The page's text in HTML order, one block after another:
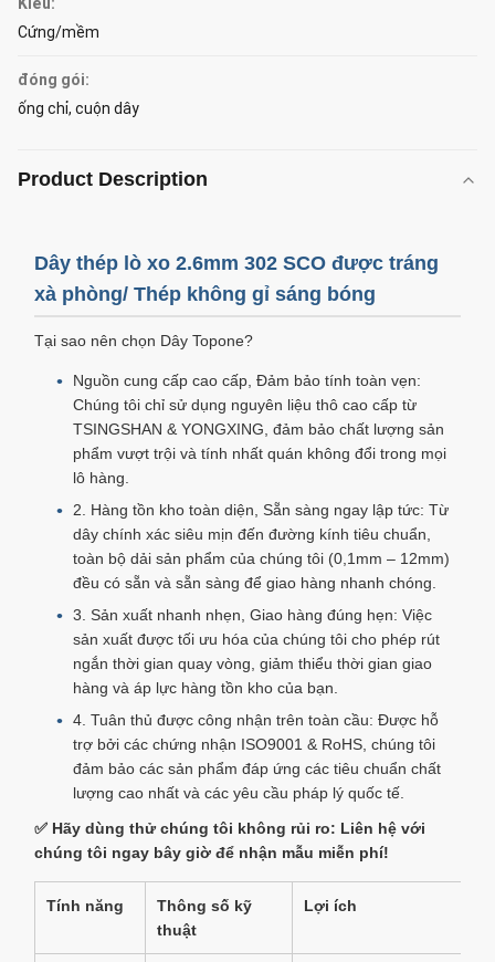
Cứng/mềm
đóng gói:
ống chỉ, cuộn dây
Product Description
Dây thép lò xo 2.6mm 302 SCO được tráng
xà phòng/ Thép không gỉ sáng bóng
Tại sao nên chọn Dây Topone?
Nguồn cung cấp cao cấp, Đảm bảo tính toàn vẹn:
Chúng tôi chỉ sử dụng nguyên liệu thô cao cấp từ
TSINGSHAN & YONGXING, đảm bảo chất lượng sản
phẩm vượt trội và tính nhất quán không đổi trong mọi
lô hàng.
2. Hàng tồn kho toàn diện, Sẵn sàng ngay lập tức: Từ
dây chính xác siêu mịn đến đường kính tiêu chuẩn,
toàn bộ dải sản phẩm của chúng tôi (0,1mm – 12mm)
đều có sẵn và sẵn sàng để giao hàng nhanh chóng.
3. Sản xuất nhanh nhẹn, Giao hàng đúng hẹn: Việc
sản xuất được tối ưu hóa của chúng tôi cho phép rút
ngắn thời gian quay vòng, giảm thiểu thời gian giao
hàng và áp lực hàng tồn kho của bạn.
4. Tuân thủ được công nhận trên toàn cầu: Được hỗ
trợ bởi các chứng nhận ISO9001 & RoHS, chúng tôi
đảm bảo các sản phẩm đáp ứng các tiêu chuẩn chất
lượng cao nhất và các yêu cầu pháp lý quốc tế.
✅ Hãy dùng thử chúng tôi không rủi ro: Liên hệ với
chúng tôi ngay bây giờ để nhận mẫu miễn phí!
Tính năng
Thông số kỹ
thuật
Lợi ích